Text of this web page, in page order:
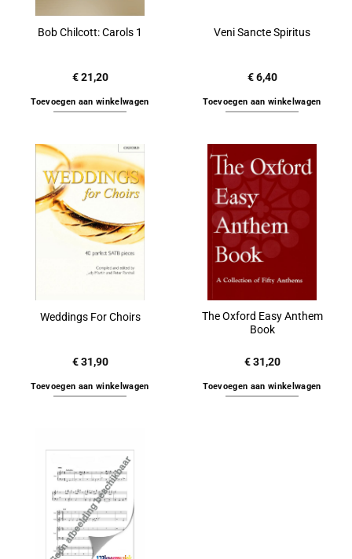
Bob Chilcott: Carols 1
€21,20
Toevoegen aan winkelwagen
Veni Sancte Spiritus
€6,40
Toevoegen aan winkelwagen
Weddings For Choirs
€31,90
Toevoegen aan winkelwagen
The Oxford Easy Anthem
Book
€31,20
Toevoegen aan winkelwagen